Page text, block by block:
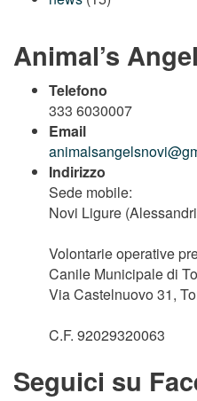
Animal’s
Telefono
333 6030007
Email
Indirizzo
Sede mobile:
Novi Ligure
Volontarie operative
Canile Municipale di
Via Castelnuovo 31,
C.F. 92029320063
Seguici su